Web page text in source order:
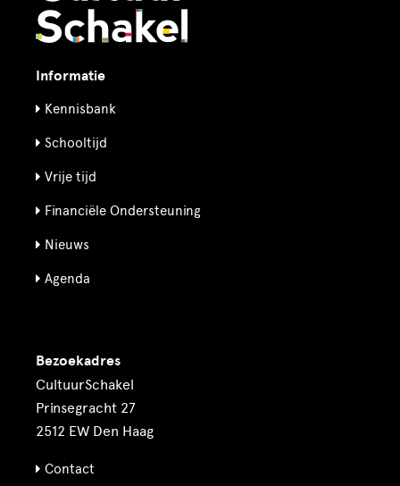
Informatie
Kennisbank
Schooltijd
Vrije tijd
Financiële Ondersteuning
Nieuws
Agenda
Bezoekadres
CultuurSchakel
Prinsegracht 27
2512 EW Den Haag
Contact